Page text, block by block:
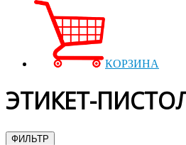
КОРЗИНА
ЭТИКЕТ-
ФИЛЬТР